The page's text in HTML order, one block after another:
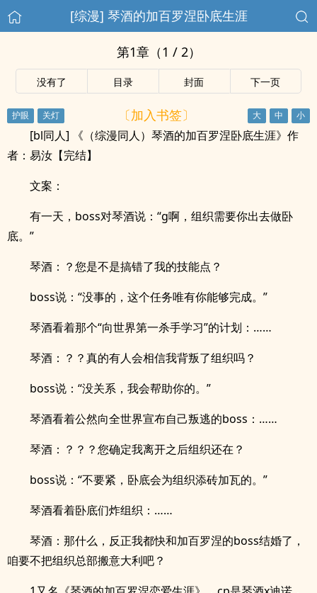
[综漫] 琴酒的加百罗涅卧底生涯
第1章（1 / 2）
没有了 目录 封面 下一页
〔加入书签〕
[bl同人] 《（综漫同人）琴酒的加百罗涅卧底生涯》作
者：易汝【完结】
文案：
有一天，boss对琴酒说：“g啊，组织需要你出去做卧
底。”
琴酒：？您是不是搞错了我的技能点？
boss说：“没事的，这个任务唯有你能够完成。”
琴酒看着那个“向世界第一杀手学习”的计划：……
琴酒：？？真的有人会相信我背叛了组织吗？
boss说：“没关系，我会帮助你的。”
琴酒看着公然向全世界宣布自己叛逃的boss：……
琴酒：？？？您确定我离开之后组织还在？
boss说：“不要紧，卧底会为组织添砖加瓦的。”
琴酒看着卧底们炸组织：……
琴酒：那什么，反正我都快和加百罗涅的boss结婚了，
咱要不把组织总部搬意大利吧？